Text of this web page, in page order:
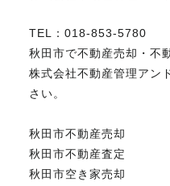
TEL：018-853-5780
秋田市で不動産売却・不
株式会社不動産管理アン
さい。
秋田市不動産売却
秋田市不動産査定
秋田市空き家売却